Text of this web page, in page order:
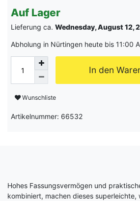
Auf Lager
Lieferung ca. Wednesday, August 12,
Abholung in Nürtingen heute bis 11:00
In den
Wunschliste
Artikelnummer: 66532
Hohes Fassungsvermögen und
kombiniert, machen dieses